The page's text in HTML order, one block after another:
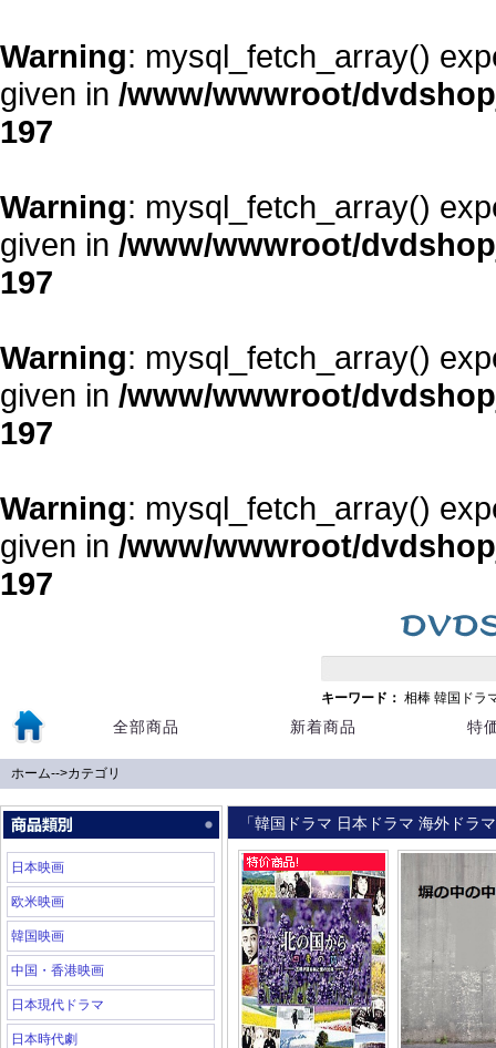
Warning: mysql_fetch_array()
given in /www/wwwroot/
197
Warning: mysql_fetch_array()
given in /www/wwwroot/
197
Warning: mysql_fetch_array()
given in /www/wwwroot/
197
Warning: mysql_fetch_array()
given in /www/wwwroot/
197
キーワード： 相棒 韓国ドラ
全部商品 新着商品 特
ホーム-->カテゴリ
日本映画
欧米映画
韓国映画
中国・香港映画
日本現代ドラマ
日本時代劇
「韓国ドラマ 日本ドラマ 海外ドラ